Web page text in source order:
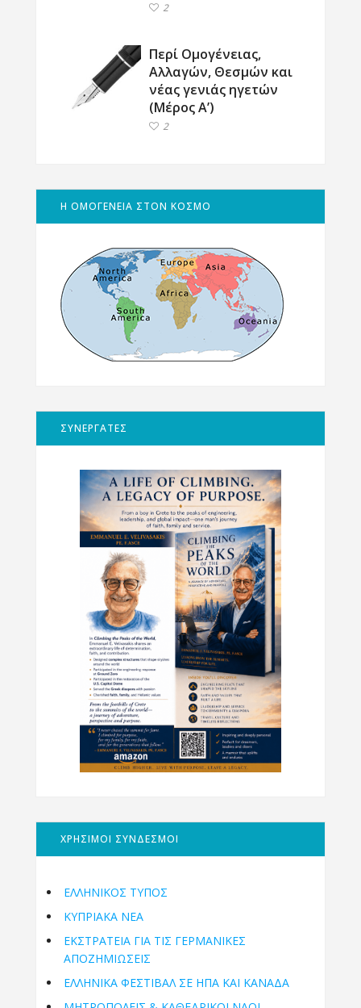
2
Περί Ομογένειας,
Αλλαγών, Θεσμών και
νέας γενιάς ηγετών
(Μέρος Α’)
2
Η ΟΜΟΓΕΝΕΙΑ ΣΤΟΝ ΚΟΣΜΟ
ΣΥΝΕΡΓΑΤΕΣ
ΧΡΗΣΙΜΟΙ ΣΥΝΔΕΣΜΟΙ
ΕΛΛΗΝΙΚΟΣ ΤΥΠΟΣ
ΚΥΠΡΙΑΚΑ ΝΕΑ
ΕΚΣΤΡΑΤΕΙΑ ΓΙΑ ΤΙΣ ΓΕΡΜΑΝΙΚΕΣ
ΑΠΟΖΗΜΙΩΣΕΙΣ
ΕΛΛΗΝΙΚΆ ΦΕΣΤΙΒΆΛ ΣΕ ΗΠΑ ΚΑΙ ΚΑΝΑΔΑ